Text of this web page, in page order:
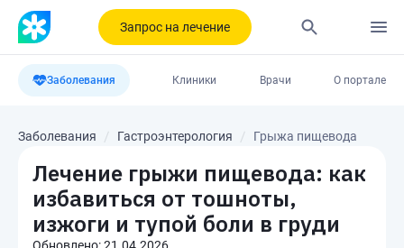
Запрос на лечение
Заболевания Клиники Врачи О портале
Заболевания Гастроэнтерология Грыжа пищевода
Лечение грыжи пищевода: как
избавиться от тошноты,
изжоги и тупой боли в груди